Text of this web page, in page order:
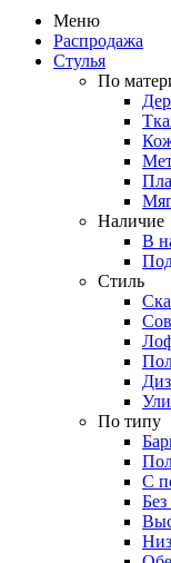
Меню
Распродажа
Стулья
По
Наличие
В
Стиль
По типу
С